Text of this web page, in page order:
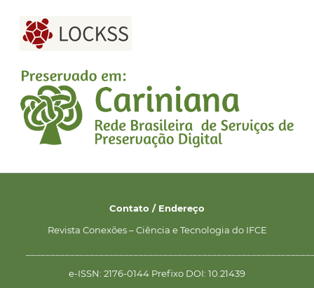
Contato / Endereço
Revista Conexões – Ciência e Tecnologia do IFCE
e-ISSN: 2176-0144 Prefixo DOI: 10.21439